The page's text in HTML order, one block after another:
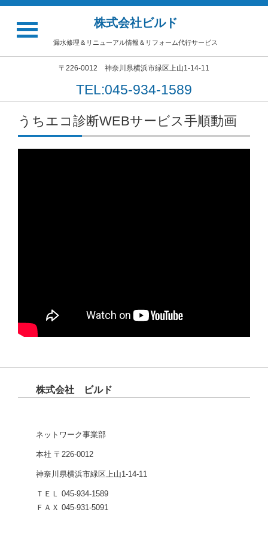
株式会社ビルド
漏水修理＆リニューアル情報＆リフォーム代行サービス
〒226-0012 神奈川県横浜市緑区上山1-14-11
TEL:045-934-1589
うちエコ診断WEBサービス手順動画
株式会社 ビルド
ネットワーク事業部
本社 〒226-0012
神奈川県横浜市緑区上山1-14-11
ＴＥＬ 045-934-1589
ＦＡＸ 045-931-5091